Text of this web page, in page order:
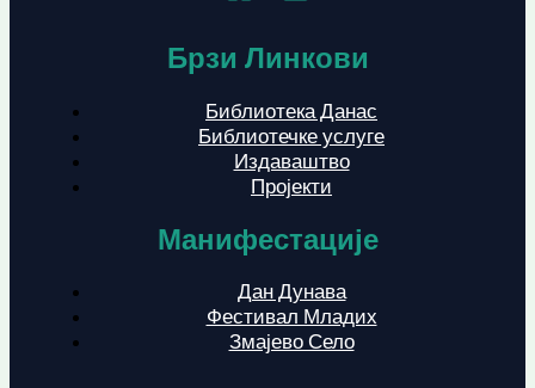
Брзи Линкови
Библиотека Данас
Библиотечке услуге
Издаваштво
Пројекти
Манифестације
Дан Дунава
Фестивал Младих
Змајево Село